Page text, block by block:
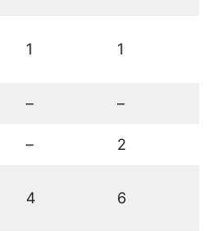
1 1
– –
– 2
4 6